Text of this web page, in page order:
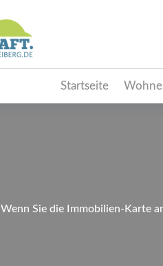
Startseite
Wenn Sie die Immobilien-Karte